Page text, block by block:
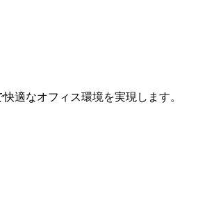
適なオフィス環境を実現します。